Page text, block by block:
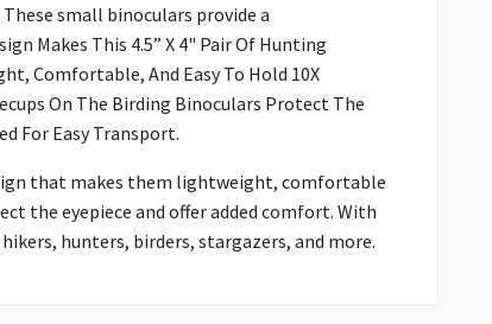
small binoculars provide a
Makes This 4.5” X 4" Pair Of Hunting
Comfortable, And Easy To Hold 10X
On The Birding Binoculars Protect The
For Easy Transport.
that makes them lightweight, comfortable
the eyepiece and offer added comfort. With
hunters, birders, stargazers, and more.